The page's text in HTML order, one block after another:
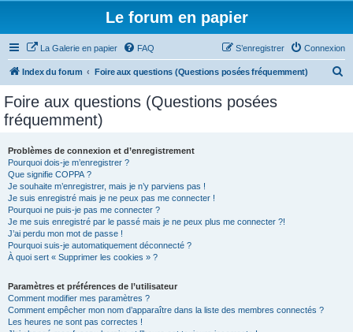
Le forum en papier
La Galerie en papier FAQ Connexion
S’enregistrer
Index du forum Foire aux questions (Questions posées fréquemment)
Foire aux questions (Questions posées
fréquemment)
Problèmes de connexion et d’enregistrement
Pourquoi dois-je m’enregistrer ?
Que signifie COPPA ?
Je souhaite m’enregistrer, mais je n’y parviens pas !
Je suis enregistré mais je ne peux pas me connecter !
Pourquoi ne puis-je pas me connecter ?
Je me suis enregistré par le passé mais je ne peux plus me connecter ?!
J’ai perdu mon mot de passe !
Pourquoi suis-je automatiquement déconnecté ?
À quoi sert « Supprimer les cookies » ?
Paramètres et préférences de l’utilisateur
Comment modifier mes paramètres ?
Comment empêcher mon nom d’apparaître dans la liste des membres connectés ?
Les heures ne sont pas correctes !